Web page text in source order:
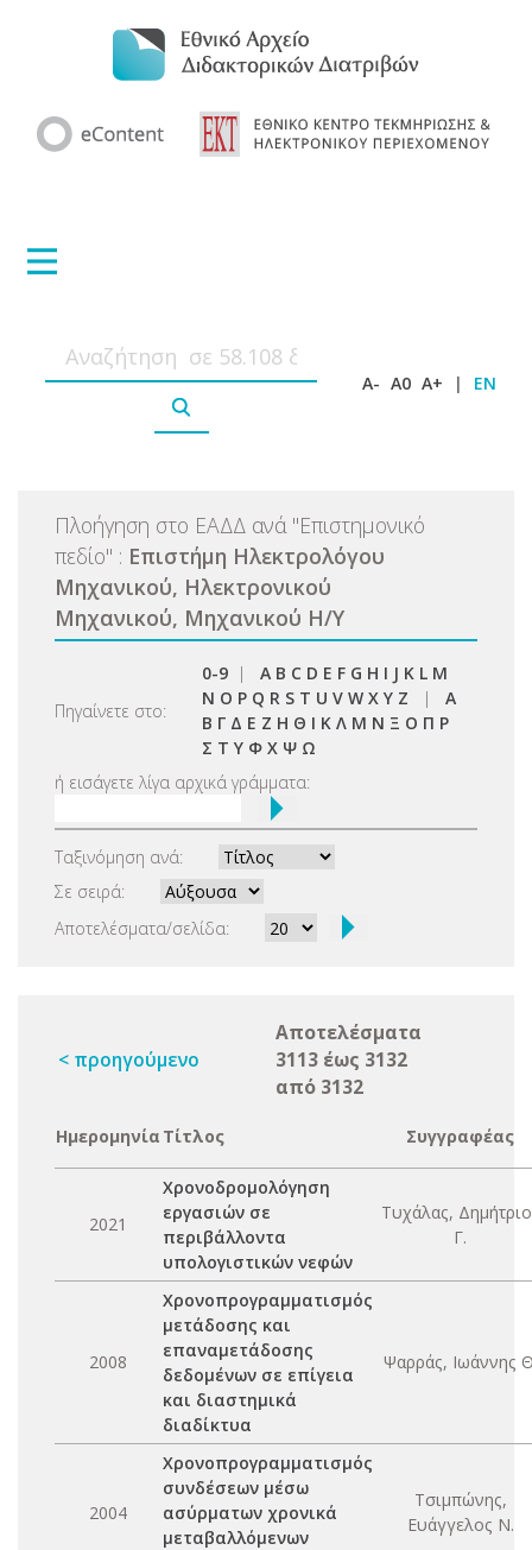
A- A0 A+ | EN
Πλοήγηση στο ΕΑΔΔ ανά "Επιστημονικό
πεδίο" : Επιστήμη Ηλεκτρολόγου
Μηχανικού, Ηλεκτρονικού
Μηχανικού, Μηχανικού Η/Υ
Πηγαίνετε στο:
0-9 | A B C D E F G H I J K L M
N O P Q R S T U V W X Y Z | Α
Β Γ Δ Ε Ζ Η Θ Ι Κ Λ Μ Ν Ξ Ο Π Ρ
Σ Τ Υ Φ Χ Ψ Ω
ή εισάγετε λίγα αρχικά γράμματα:
Ταξινόμηση ανά:
Σε σειρά:
Αποτελέσματα/σελίδα:
< προηγούμενο
Αποτελέσματα
3113 έως 3132
από 3132
Ημερομηνία Τίτλος Συγγραφέας
2021
Χρονοδρομολόγηση
εργασιών σε
περιβάλλοντα
υπολογιστικών νεφών
Τυχάλας,
Γ.
2008
Χρονοπρογραμματισμός
μετάδοσης και
επαναμετάδοσης
δεδομένων σε επίγεια
και διαστημικά
διαδίκτυα
Ψαρράς, Ιωάννης
2004
Χρονοπρογραμματισμός
συνδέσεων μέσω
ασύρματων χρονικά
μεταβαλλόμενων
Τσιμπώνης,
Ευάγγελος Ν.